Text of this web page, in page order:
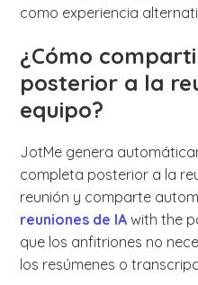
como experiencia
¿Cómo
posterior a la
equipo?
JotMe genera
completa posterior a la
reunión y comparte
reuniones de IA with the
que los anfitriones no
los resúmenes o